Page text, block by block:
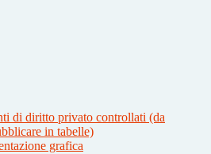
di diritto privato controllati (da
in tabelle)
grafica